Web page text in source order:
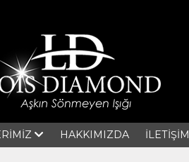
HAKKIMIZDA İLETİŞİM